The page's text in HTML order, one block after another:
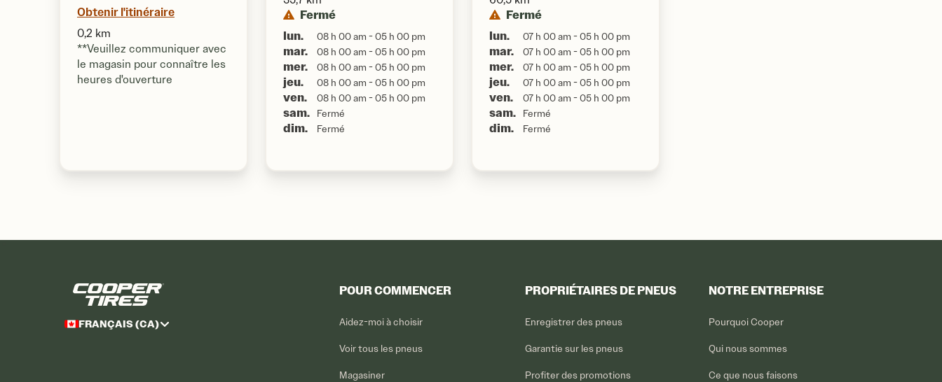
Obtenir l'itinéraire
0,2 km
**Veuillez communiquer avec
le magasin pour connaître les
heures d'ouverture
Fermé
lun.
08 h 00 am - 05 h 00 pm
mar. 08 h 00 am - 05 h 00 pm
mer. 08 h 00 am - 05 h 00 pm
jeu. 08 h 00 am - 05 h 00 pm
ven. 08 h 00 am - 05 h 00 pm
sam. Fermé
dim. Fermé
Fermé
lun.
07 h 00 am - 05 h 00 pm
mar. 07 h 00 am - 05 h 00 pm
mer. 07 h 00 am - 05 h 00 pm
jeu. 07 h 00 am - 05 h 00 pm
ven. 07 h 00 am - 05 h 00 pm
sam. Fermé
dim. Fermé
FRANÇAIS (CA)
POUR COMMENCER
Aidez-moi à choisir
Voir tous les pneus
Magasiner
PROPRIÉTAIRES DE PNEUS
Enregistrer des pneus
Garantie sur les pneus
Profiter des promotions
NOTRE ENTREPRISE
Pourquoi Cooper
Qui nous sommes
Ce que nous faisons